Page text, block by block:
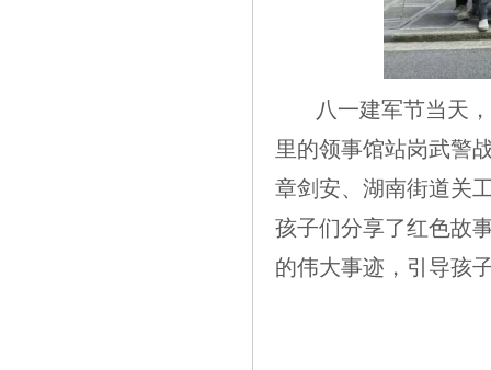
八一建军节当天
里的领事馆站岗武警
章剑安、湖南街道关
孩子们分享了红色故
的伟大事迹，引导孩